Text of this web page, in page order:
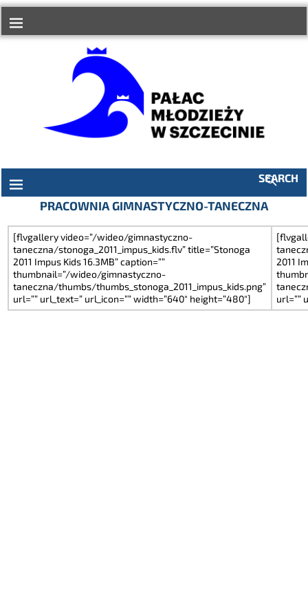
treści
SEARCH
PRACOWNIA GIMNASTYCZNO-TANECZNA
[flvgallery video=”/wideo/gimnastyczno-
taneczna/stonoga_2011_impus_kids.flv” title=”Stonoga
2011 Impus Kids 16.3MB” caption=””
thumbnail=”/wideo/gimnastyczno-
taneczna/thumbs/thumbs_stonoga_2011_impus_kids.png”
url=”” url_text=” url_icon=”” width=”640″ height=”480″]
2011
url=””